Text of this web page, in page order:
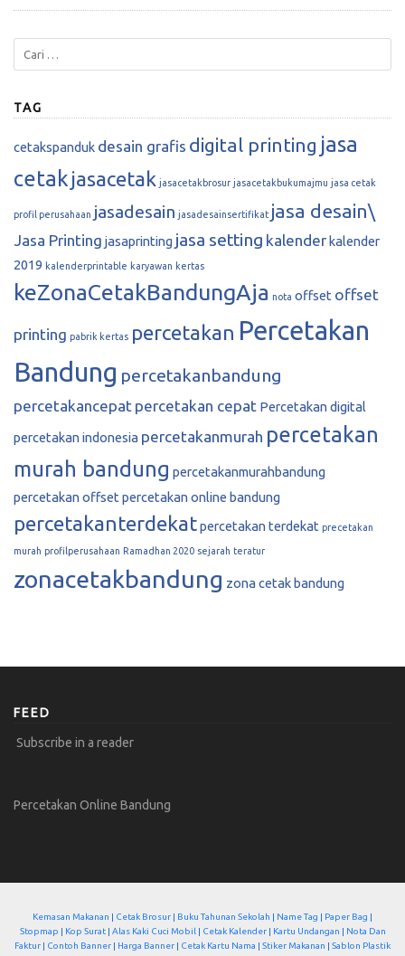
TAG
cetakspanduk desain grafis digital printing jasa
cetak jasacetak jasacetakbrosur jasacetakbukumajmu jasa cetak
profil perusahaan jasadesain jasadesainsertifikat jasa desain\
Jasa Printing jasaprinting jasa setting kalender kalender
2019 kalenderprintable karyawan kertas
keZonaCetakBandungAja nota offset offset
printing pabrik kertas percetakan Percetakan
Bandung percetakanbandung
percetakancepat percetakan cepat Percetakan digital
percetakan indonesia percetakanmurah percetakan
murah bandung percetakanmurahbandung
percetakan offset percetakan online bandung
percetakanterdekatpercetakan terdekat precetakan
murah profilperusahaan Ramadhan 2020 sejarah teratur
zonacetakbandung zona cetak bandung
FEED
Subscribe in a reader
Percetakan Online Bandung
Kemasan Makanan Cetak Brosur Buku Tahunan Sekolah Name Tag Paper Bag
Stopmap
Kop Surat| Alas Kaki Cuci Mobil| Cetak Kalender| Kartu Undangan
Nota Dan
Faktur
Contoh Banner Harga Banner Cetak Kartu Nama Stiker Makanan
Sablon Plastik